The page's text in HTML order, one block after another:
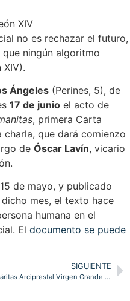
no es rechazar el futuro,
que ningún algoritmo
XIV).
Ángeles (Perines, 5), de
17 de junio el acto de
, primera Carta
charla, que dará comienzo
de Óscar Lavín, vicario
de mayo, y publicado
mes, el texto hace
humana en el
El documento se puede
SIGUIENTE
Cáritas Arciprestal Virgen Grande acompañó a 588 personas en Torrelavega durante 2025